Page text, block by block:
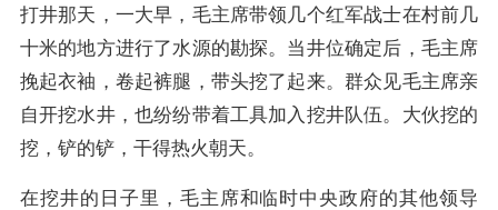
打井那天，一大早，毛主席带领几个红军战士在村前几
十米的地方进行了水源的勘探。当井位确定后，毛主席
挽起衣袖，卷起裤腿，带头挖了起来。群众见毛主席亲
自开挖水井，也纷纷带着工具加入挖井队伍。大伙挖的
挖，铲的铲，干得热火朝天。
在挖井的日子里，毛主席和临时中央政府的其他领导